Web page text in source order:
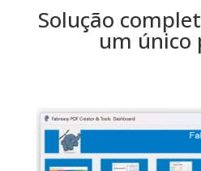
Solução
um único